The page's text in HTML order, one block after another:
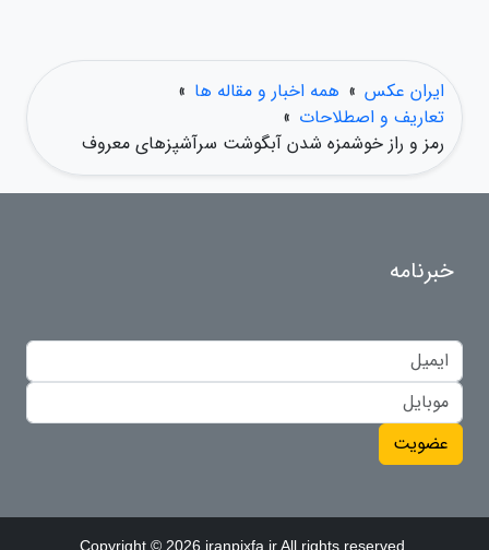
ایران عکس » همه اخبار و مقاله ها »
تعاریف و اصطلاحات »
رمز و راز خوشمزه شدن آبگوشت سرآشپزهای معروف
خبرنامه
عضویت
Copyright © 2026 iranpixfa.ir All rights reserved.